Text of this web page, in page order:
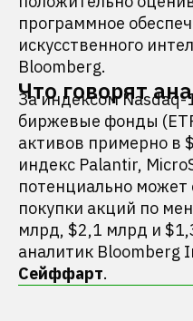
программное
искусственного
Bloomberg.
Что говорят
За индексом
биржевые фонды
активов примерно в
индекс Palantir,
потенциально может
покупки акций по
млрд, $2,1 млрд и
аналитик Bloomberg
Сейффарт.